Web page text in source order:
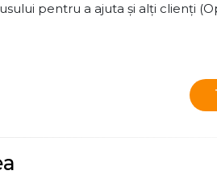
pentru a ajuta și alți clienți